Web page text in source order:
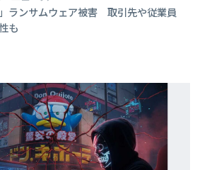
」ランサムウェア被害 取引先や従業員
も